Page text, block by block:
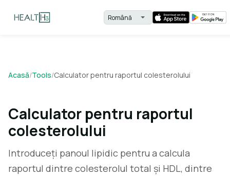
Acasă/Tools/Calculator pentru raportul colesterolului
Calculator pentru raportul
colesterolului
Introduceți panoul lipidic pentru a calcula
raportul dintre colesterolul total și HDL, dintre